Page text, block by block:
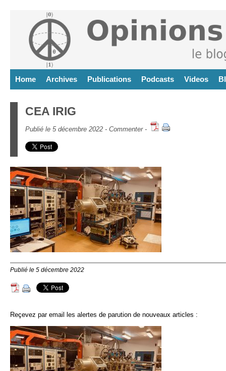
Home Archives Publications Podcasts Videos
CEA IRIG
Publié le 5 décembre 2022 - Commenter-
Publié le 5 décembre 2022
Reçevez par email les alertes de parution de nouveaux articles :